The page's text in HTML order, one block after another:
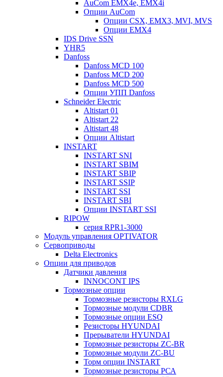
AuCom EMX4e, EMX4i
Опции AuCom
Опции CSX, EMX3, MVI, MVS
Опции EMX4
IDS Drive SSN
YHR5
Danfoss
Danfoss MCD 100
Danfoss MCD 200
Danfoss MCD 500
Опции УПП Danfoss
Schneider Electric
Altistart 01
Altistart 22
Altistart 48
Опции Altistart
INSTART
INSTART SNI
INSTART SBIM
INSTART SBIP
INSTART SSIP
INSTART SSI
INSTART SBI
Опции INSTART SSI
RIPOW
серия RPR1-3000
Модуль управления OPTIVATOR
Сервоприводы
Delta Electronics
Опции для приводов
Датчики давления
INNOCONT IPS
Тормозные опции
Тормозные резисторы RXLG
Тормозные модули CDBR
Тормозные опции ESQ
Резисторы HYUNDAI
Прерыватели HYUNDAI
Тормозные резисторы ZC-BR
Тормозные модули ZC-BU
Торм опции INSTART
Тормозные резисторы РСА